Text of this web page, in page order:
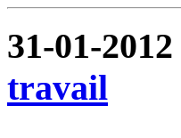
31-01-2012
travail